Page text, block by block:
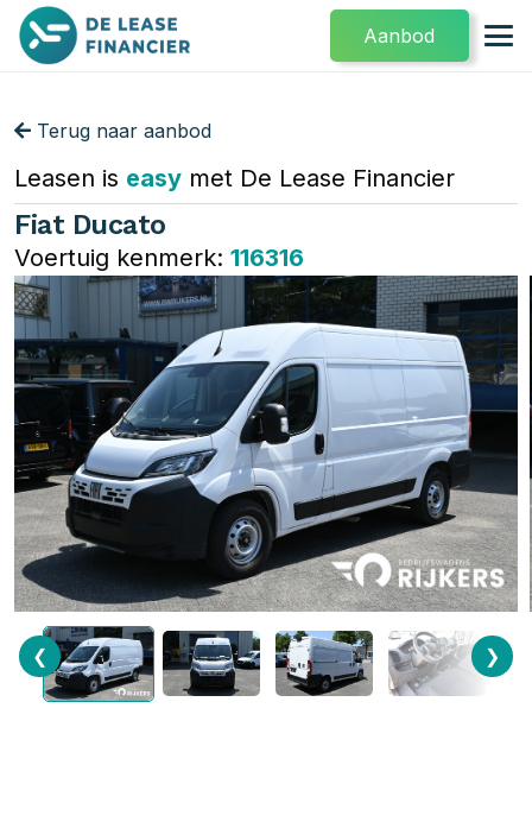
Aanbod
Terug naar aanbod
Leasen is easy met De Lease Financier
Fiat Ducato
Voertuig kenmerk: 116316
❮ ❯